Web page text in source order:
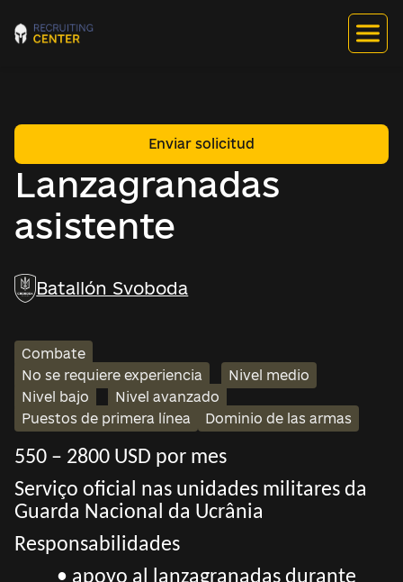
Lanzagranadas
asistente
Enviar solicitud
Batallón Svoboda
Combate
No se requiere experiencia
Nivel medio
Nivel bajo
Nivel avanzado
Puestos de primera línea
Dominio de las armas
550 – 2800 USD por mes
Serviço oficial nas unidades militares da
Guarda Nacional da Ucrânia
Responsabilidades
• apoyo al lanzagranadas durante